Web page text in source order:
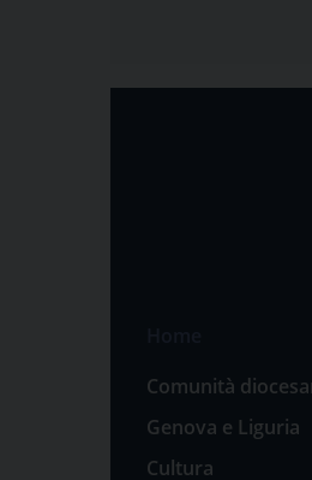
detenute
Comunità
Genova e Liguria
Cultura